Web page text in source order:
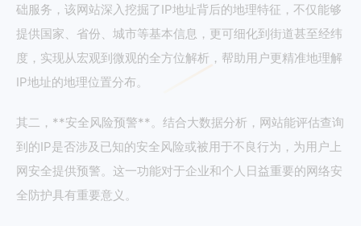
础服务，该网站深入挖掘了IP地址背后的地理特征，不仅能够
提供国家、省份、城市等基本信息，更可细化到街道甚至经纬
度，实现从宏观到微观的全方位解析，帮助用户更精准地理解
IP地址的地理位置分布。
其二，**安全风险预警**。结合大数据分析，网站能评估查询
到的IP是否涉及已知的安全风险或被用于不良行为，为用户上
网安全提供预警。这一功能对于企业和个人日益重要的网络安
全防护具有重要意义。